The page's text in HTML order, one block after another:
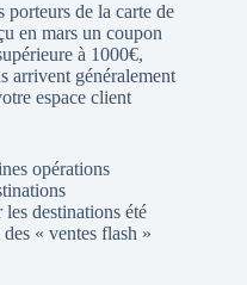
porteurs de la carte de
en mars un coupon
à 1000€,
arrivent généralement
espace client
opérations
destinations été
« ventes flash »